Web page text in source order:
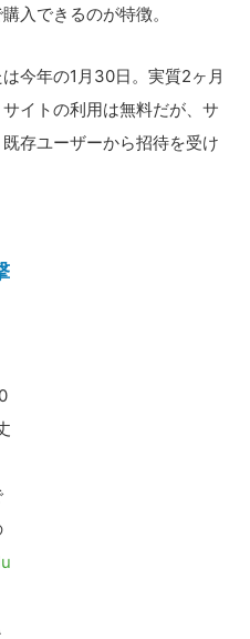
入できるのが特徴。
今年の1月30日。実質2ヶ月
イトの利用は無料だが、サ
存ユーザーから招待を受け